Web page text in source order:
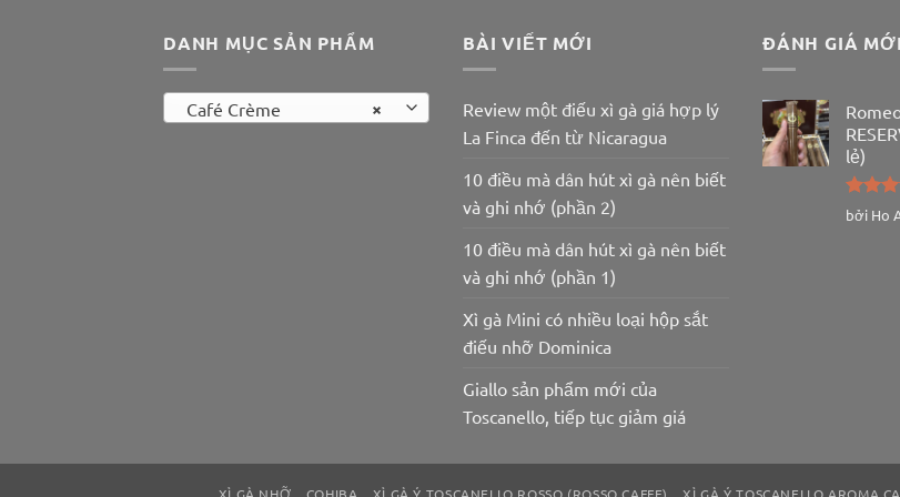
DANH MỤC SẢN PHẨM
×
Café Crème
BÀI VIẾT MỚI
Review một điếu xì gà giá hợp lý
La Finca đến từ Nicaragua
10 điều mà dân hút xì gà nên biết
và ghi nhớ (phần 2)
10 điều mà dân hút xì gà nên biết
và ghi nhớ (phần 1)
Xì gà Mini có nhiều loại hộp sắt
điếu nhỡ Dominica
Giallo sản phẩm mới của
Toscanello, tiếp tục giảm giá
ĐÁNH GIÁ
lẻ)
Được
bởi Ho